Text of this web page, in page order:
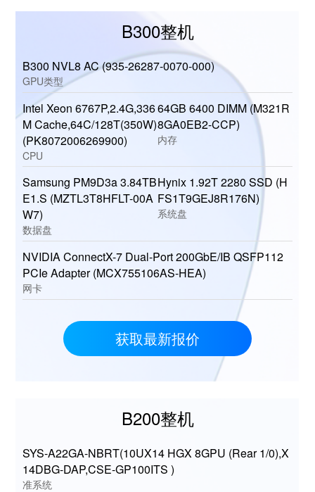
B300整机
B300 NVL8 AC (935-26287-0070-000)
GPU类型
Intel Xeon 6767P,2.4G,336
M Cache,64C/128T(350W)
(PK8072006269900)
CPU
64GB 6400 DIMM (M321R
8GA0EB2-CCP)
内存
Samsung PM9D3a 3.84TB
E1.S (MZTL3T8HFLT-00A
W7)
数据盘
Hynix 1.92T 2280 SSD (H
FS1T9GEJ8R176N)
系统盘
NVIDIA ConnectX-7 Dual-Port 200GbE/IB QSFP112
PCIe Adapter (MCX755106AS-HEA)
网卡
获取最新报价
B200整机
SYS-A22GA-NBRT(10UX14 HGX 8GPU (Rear 1/0),X
14DBG-DAP,CSE-GP100ITS )
准系统